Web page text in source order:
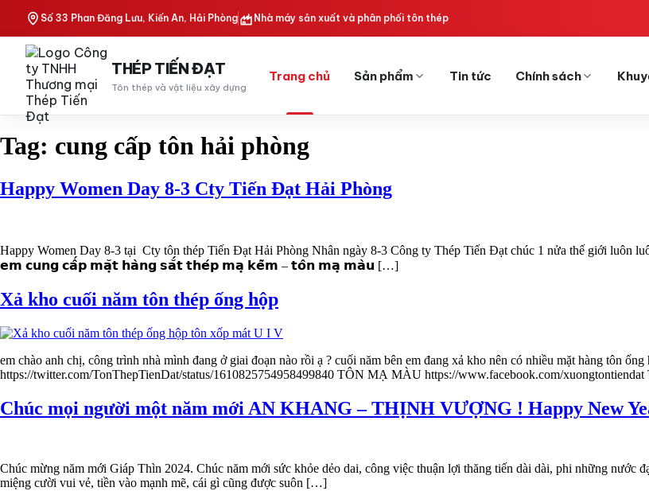
content
Số 33 Phan Đăng Lưu, Kiến An, Hải Phòng Nhà máy sản xuất và phân phối tôn thép
THÉP TIẾN ĐẠT
Tôn thép và vật liệu xây dựng
Trang chủ Sản phẩm Tin tức Chính sách
Tag: cung cấp tôn hải phòng
Happy Women Day 8-3 Cty Tiến Đạt Hải Phòng
Happy Women Day 8-3 tại Cty tôn thép Tiến Đạt Hải Phòng Nhân ngày 8-3 Công ty Thép Tiến Đạt chúc 1 nửa thế giới luôn
𝗲𝗺 𝗰𝘂𝗻𝗴 𝗰𝗮̂́𝗽 𝗺𝗮̣̆𝘁 𝗵𝗮̀𝗻𝗴 𝘀𝗮̆́𝘁 𝘁𝗵𝗲́𝗽 𝗺𝗮̣ 𝗸𝗲̃𝗺 – 𝘁𝗼̂𝗻 𝗺𝗮̣ 𝗺𝗮̀𝘂 […]
Xả kho cuối năm tôn thép ống hộp
em chào anh chị, công trình nhà mình đang ở giai đoạn nào rồi ạ ? cuối năm bên em đang xả kho nên có nhiều mặt hàng tôn
https://twitter.com/TonThepTienDat/status/1610825754958499840 TÔN MẠ MÀU https://www.facebook.com/xuongtontiendat
Chúc mọi người một năm mới AN KHANG – THỊNH VƯỢNG ! Happy New
Chúc mừng năm mới Giáp Thìn 2024. Chúc năm mới sức khỏe dẻo dai, công việc thuận lợi thăng tiến dài dài, phi những nước
miệng cười vui vẻ, tiền vào mạnh mẽ, cái gì cũng được suôn […]